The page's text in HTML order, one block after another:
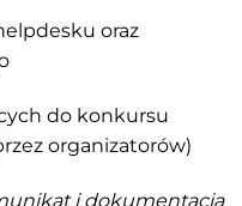
oraz
do konkursu
organizatorów)
i dokumentacja